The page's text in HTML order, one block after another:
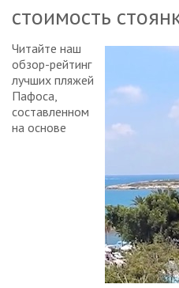
стоимость
Читайте наш
обзор-рейтинг
лучших пляжей
Пафоса,
составленном
на основе